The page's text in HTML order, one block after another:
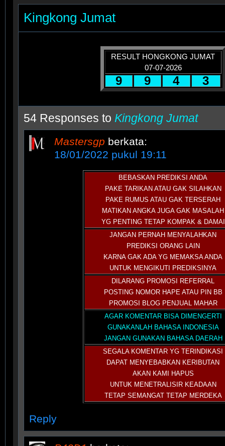
Kingkong Jumat
RESULT HONGKONG JUMAT
07-07-2026
9 9 4 3
54 Responses to Kingkong Jumat
Mastersgp berkata:
18/01/2022 pukul 19:11
BEBASKAN PREDIKSI ANDA
PAKE TARIKAN ATAU GAK SILAHKAN
PAKE RUMUS ATAU GAK TERSERAH
MATIKAN ANGKA JUGA GAK MASALAH
YG PENTING TETAP KOMPAK & DAMAI
JANGAN PERNAH MENYALAHKAN
PREDIKSI ORANG LAIN
KARNA GAK ADA YG MEMAKSA ANDA
UNTUK MENGIKUTI PREDIKSINYA
DILARANG PROMOSI REFERRAL
POSTING NOMOR HAPE ATAU PIN BB
PROMOSI BLOG PENJUAL MAHAR
AGAR KOMENTAR BISA DIMENGERTI
GUNAKANLAH BAHASA INDONESIA
JANGAN GUNAKAN BAHASA DAERAH
SEGALA KOMENTAR YG TERINDIKASI
DAPAT MENYEBABKAN KERIBUTAN
AKAN KAMI HAPUS
UNTUK MENETRALISIR KEADAAN
TETAP SEMANGAT TETAP MERDEKA
Reply